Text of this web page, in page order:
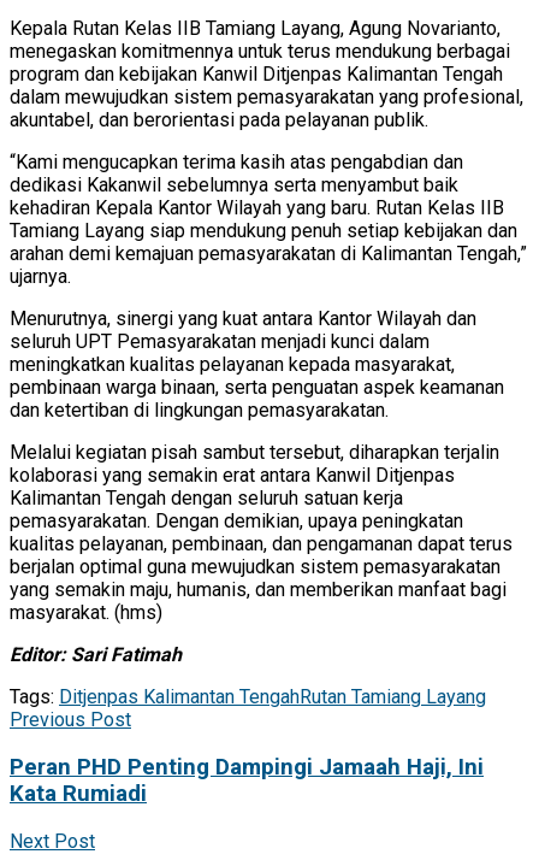
Kepala Rutan Kelas IIB Tamiang Layang, Agung Novarianto,
menegaskan komitmennya untuk terus mendukung berbagai
program dan kebijakan Kanwil Ditjenpas Kalimantan Tengah
dalam mewujudkan sistem pemasyarakatan yang profesional,
akuntabel, dan berorientasi pada pelayanan publik.
“Kami mengucapkan terima kasih atas pengabdian dan
dedikasi Kakanwil sebelumnya serta menyambut baik
kehadiran Kepala Kantor Wilayah yang baru. Rutan Kelas IIB
Tamiang Layang siap mendukung penuh setiap kebijakan dan
arahan demi kemajuan pemasyarakatan di Kalimantan Tengah,”
ujarnya.
Menurutnya, sinergi yang kuat antara Kantor Wilayah dan
seluruh UPT Pemasyarakatan menjadi kunci dalam
meningkatkan kualitas pelayanan kepada masyarakat,
pembinaan warga binaan, serta penguatan aspek keamanan
dan ketertiban di lingkungan pemasyarakatan.
Melalui kegiatan pisah sambut tersebut, diharapkan terjalin
kolaborasi yang semakin erat antara Kanwil Ditjenpas
Kalimantan Tengah dengan seluruh satuan kerja
pemasyarakatan. Dengan demikian, upaya peningkatan
kualitas pelayanan, pembinaan, dan pengamanan dapat terus
berjalan optimal guna mewujudkan sistem pemasyarakatan
yang semakin maju, humanis, dan memberikan manfaat bagi
masyarakat. (hms)
Editor: Sari Fatimah
Tags: Ditjenpas Kalimantan TengahRutan Tamiang Layang
Previous Post
Peran PHD Penting Dampingi Jamaah Haji, Ini
Kata Rumiadi
Next Post